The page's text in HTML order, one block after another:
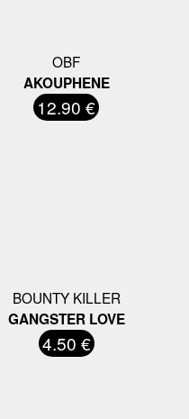
OBF
AKOUPHENE
12.90 €
BOUNTY KILLER
GANGSTER LOVE
4.50 €